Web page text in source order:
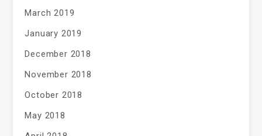
March 2019
January 2019
December 2018
November 2018
October 2018
May 2018